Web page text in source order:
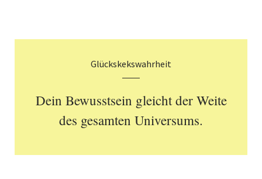
Glückskekswahrheit
Dein Bewusstsein gleicht der Weite
des gesamten Universums.